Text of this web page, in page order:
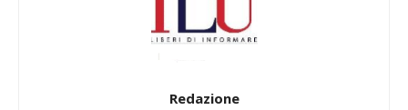
Redazione